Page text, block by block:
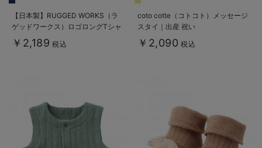
【日本製】RUGGED WORKS（ラ
ゲッドワークス）ロゴロングTシャ
ツ￥2,189 税込
coto cotte（コトコト）メッセージ
スタイ｜出産 祝い
￥2,090 税込